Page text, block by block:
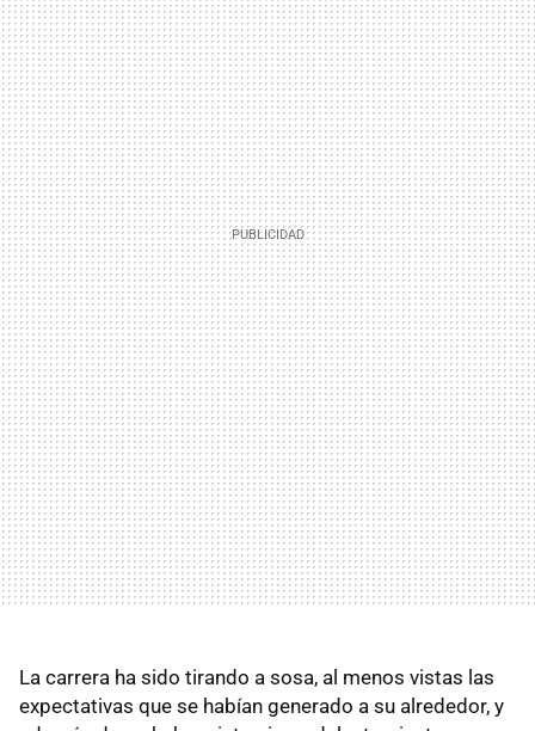
La carrera ha sido tirando a sosa, al menos vistas las
expectativas que se habían generado a su alrededor, y